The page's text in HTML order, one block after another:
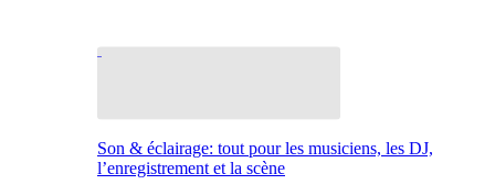
Son & éclairage: tout pour les musiciens, les DJ,
l’enregistrement et la scène